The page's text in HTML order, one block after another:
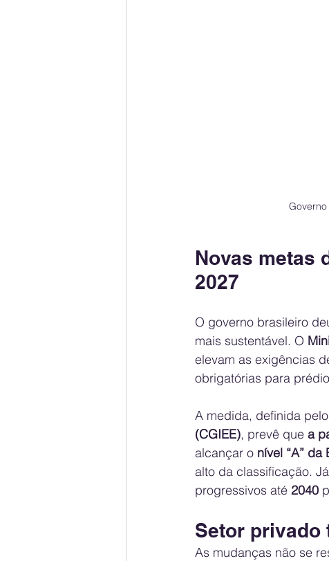
Novas metas
2027
O governo brasileiro
mais sustentável. O
elevam as exigências
obrigatórias para
A medida, definida pelo
(CGIEE), prevê que a
alcançar o nível “A”
alto da classificação.
progressivos até 2040
Setor privado
As mudanças não se